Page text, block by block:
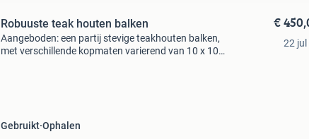
Robuuste teak houten balken
Aangeboden: een partij stevige teakhouten balken,
met verschillende kopmaten varierend van 10 x 10
Gebruikt Ophalen
€
22 jul